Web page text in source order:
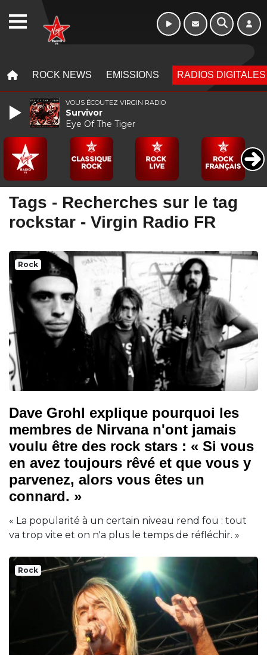
ROCK NEWS EMISSIONS RADIOS DIGITALES
Tags - Recherches sur le tag
rockstar - Virgin Radio FR
Rock
Dave Grohl explique pourquoi les
membres de Nirvana n'ont jamais
voulu être des rock stars : « Si vous
en avez toujours rêvé et que vous y
parvenez, alors vous êtes un
connard. »
« La popularité à un certain niveau rend fou : tout
va trop vite et on n'a plus le temps de réfléchir. »
Rock
VOUS ÉCOUTEZ VIRGIN RADIO
Survivor
Eye Of The Tiger
WEBRADIO Week-end de 16h
à 20h